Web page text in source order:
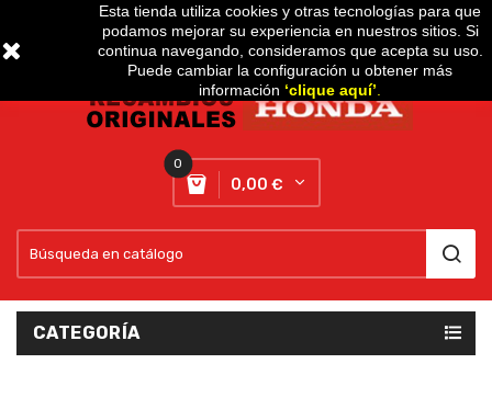
Setting expand_more
0
0,00 €
CATEGORÍA
Esta tienda utiliza cookies y otras tecnologías para que
podamos mejorar su experiencia en nuestros sitios. Si
continua navegando, consideramos que acepta su uso.
Puede cambiar la configuración u obtener más
información ‘clique aquí’